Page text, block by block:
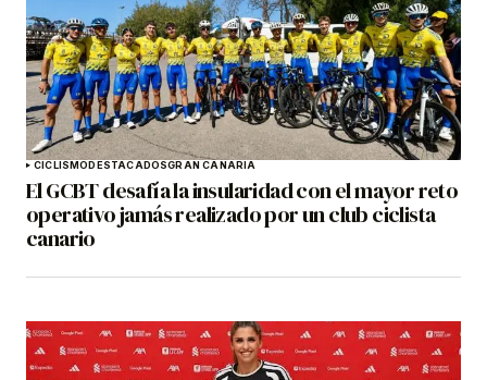
CICLISMODESTACADOSGRAN CANARIA
El GCBT desafía la insularidad con el mayor reto
operativo jamás realizado por un club ciclista
canario